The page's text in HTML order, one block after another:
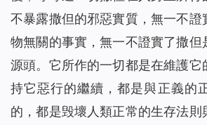
不暴露撒但的邪惡實質，無一不證
物無關的事實，無一不證實了撒但
源頭。它所作的一切都是在維護它
持它惡行的繼續，都是與正義的
的，都是毁壞人類正常的生存法則